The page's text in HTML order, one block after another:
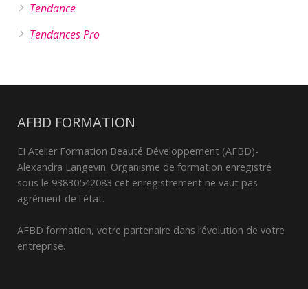
Tendance
Tendances Pro
AFBD FORMATION
EI Atelier Formation Beauté Développement (AFBD)-
Alexandra Langevin. Organisme de formation enregistré
sous le 93830542083 cet enregistrement ne vaut pas
agrément de l'état.
AFBD formation, votre partenaire dans l’évolution de votre
entreprise.